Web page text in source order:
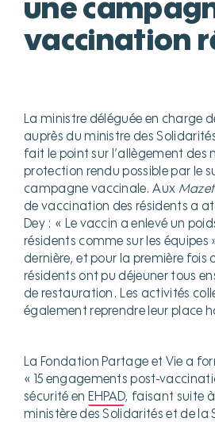
une
vaccination
La ministre déléguée en charge
auprès du ministre des
fait le point sur l’allègement des
protection rendu possible par le
campagne vaccinale. Aux
de vaccination des résidents a
Dey : « Le vaccin a enlevé un
résidents comme sur les équipes
dernière, et pour la première fois
résidents ont pu déjeuner tous
de restauration. Les activités
également reprendre leur place
La Fondation Partage et Vie a
« 15 engagements post-
sécurité en EHPAD, faisant suite
ministère des Solidarités et de la